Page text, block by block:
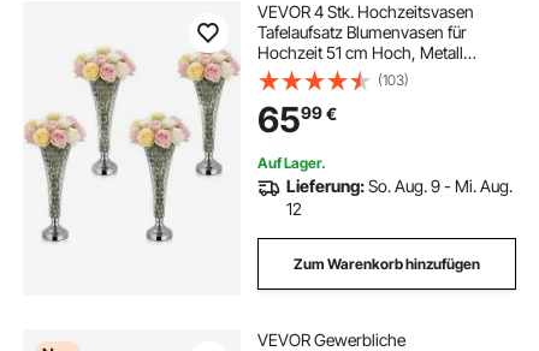
VEVOR 4 Stk. Hochzeitsvasen
Tafelaufsatz Blumenvasen für
Hochzeit 51 cm Hoch, Metall
Tafelaufsatz Vasen mit Kristall
Blumenständern, Trompete Vase für
Hochzeiten Party Jubiläumsfeier
Zeremonie, Silber
(103)
6599€
Auf Lager.
Lieferung:So. Aug. 9 - Mi. Aug.
12
Zum Warenkorb hinzufügen
VEVOR Gewerbliche